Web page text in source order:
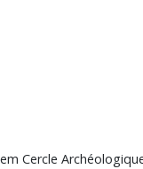
Cercle